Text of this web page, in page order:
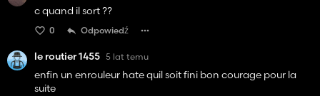
c quand il sort ??
0 Odpowiedź
le routier 1455 5 lat temu
enfin un enrouleur hate quil soit fini bon courage pour la
suite